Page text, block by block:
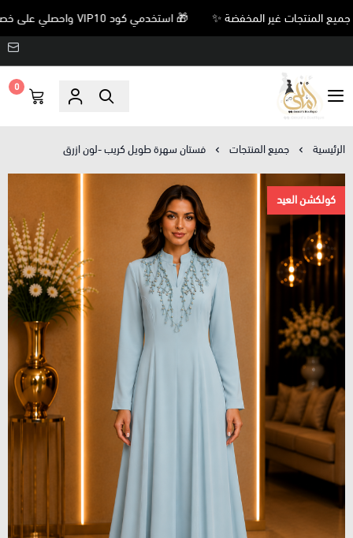
🎁 استخدمي كود VIP10 واحصلي على خصم 10% على جميع المنتجات غير المخفضة ✨
Amani’s Boutique
0
الرئيسية جميع المنتجات فستان سهرة طويل كريب -لون ازرق
كولكشن العيد